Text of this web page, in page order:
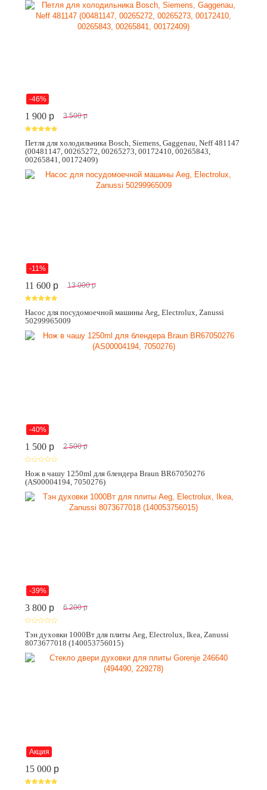
-46%
1 900 p 3 500 p
Петля для холодильника Bosch, Siemens, Gaggenau, Neff 481147
(00481147, 00265272, 00265273, 00172410, 00265843,
00265841, 00172409)
-11%
11 600 p 13 000 p
Насос для посудомоечной машины Aeg, Electrolux, Zanussi
50299965009
-40%
1 500 p 2 500 p
Нож в чашу 1250ml для блендера Braun BR67050276
(AS00004194, 7050276)
-39%
3 800 p 6 200 p
Тэн духовки 1000Вт для плиты Aeg, Electrolux, Ikea, Zanussi
8073677018 (140053756015)
Акция
15 000 p